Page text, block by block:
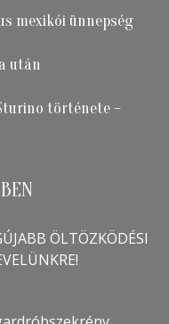
mexikói ünnepség
után
története –
ÖLTÖZKÖDÉSI